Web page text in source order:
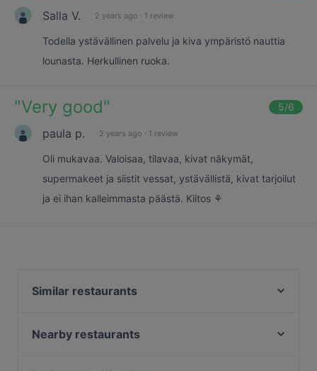
Salla V. 2 years ago · 1 review
Todella ystävällinen palvelu ja kiva ympäristö nauttia
lounasta. Herkullinen ruoka.
"Very good" 5/6
paula p. 2 years ago · 1 review
Oli mukavaa. Valoisaa, tilavaa, kivat näkymät,
supermakeet ja siistit vessat, ystävällistä, kivat tarjoilut
ja ei ihan kalleimmasta päästä. Kiitos ⚘️
Similar restaurants
Seksico® Tacos Kallio
Nearby restaurants